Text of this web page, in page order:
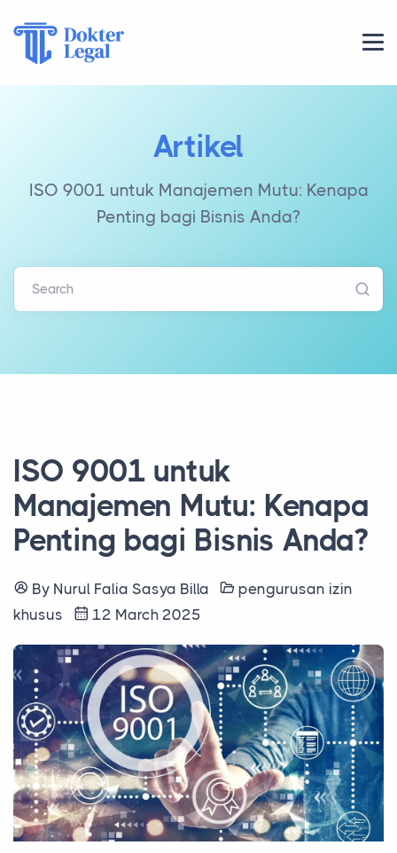
Artikel
ISO 9001 untuk Manajemen Mutu: Kenapa
Penting bagi Bisnis Anda?
Search
ISO 9001 untuk
Manajemen Mutu: Kenapa
Penting bagi Bisnis Anda?
By Nurul Falia Sasya Billa
pengurusan izin
khusus
12 March 2025